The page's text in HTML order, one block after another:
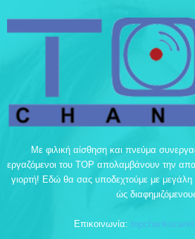
Με φιλική αίσθηση και πνεύμα
εργαζόμενοι του TOP απολαμβάνουν την
γιορτή! Εδώ θα σας υποδεχτούμε με
ώς
Επικοινωνία: